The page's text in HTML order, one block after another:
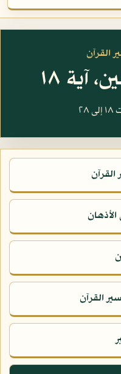
القرآن
آية ١٨
القرآن
الأذهان
القرآن